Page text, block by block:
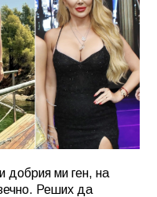
добрия ми ген, на
Реших да